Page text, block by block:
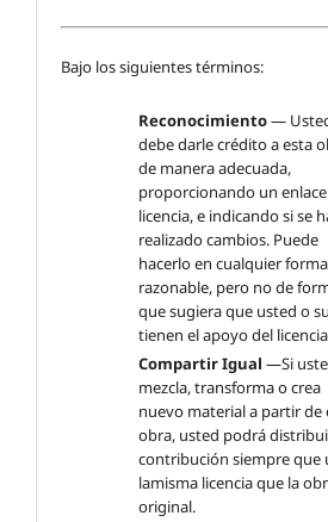
Bajo los siguientes términos:
Reconocimiento—
debe darle crédito a esta
de manera adecuada,
proporcionando un enlace
licencia, e indicando si se
realizado cambios. Puede
hacerlo en cualquier forma
razonable, pero no de
que sugiera que usted o
tienen el apoyo del
Compartir Igual —Si
mezcla, transforma o crea
nuevo material a partir de
obra, usted podrá
contribución siempre que
lamisma licencia que la
original.